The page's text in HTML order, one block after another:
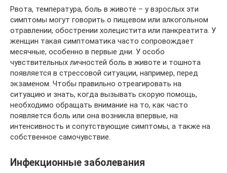
Рвота, температура, боль в животе – у взрослых эти
симптомы могут говорить о пищевом или алкогольном
отравлении, обострении холецистита или панкреатита. У
женщин такая симптоматика часто сопровождает
месячные, особенно в первые дни. У особо
чувствительных личностей боль в животе и тошнота
появляется в стрессовой ситуации, например, перед
экзаменом. Чтобы правильно отреагировать на
ситуацию и знать, когда вызывать скорую помощь,
необходимо обращать внимание на то, как часто
появляется боль или она возникла впервые, на
интенсивность и сопутствующие симптомы, а также на
собственное самочувствие.
Инфекционные заболевания